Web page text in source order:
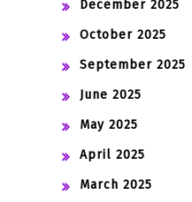
December 2025
October 2025
September 2025
June 2025
May 2025
April 2025
March 2025